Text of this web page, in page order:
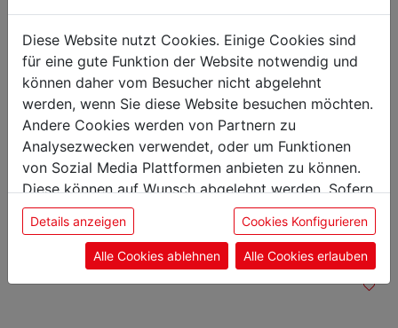
Gewicht: 0,18 kg
Klingenlänge: 30 cm
Das könnte Sie auch
interessieren
Diese Website nutzt Cookies. Einige Cookies sind
für eine gute Funktion der Website notwendig und
können daher vom Besucher nicht abgelehnt
werden, wenn Sie diese Website besuchen möchten.
Andere Cookies werden von Partnern zu
Analysezwecken verwendet, oder um Funktionen
von Sozial Media Plattformen anbieten zu können.
Diese können auf Wunsch abgelehnt werden. Sofern
sie unsere Webseite weiter nutzen, geben Sie
Einwilligung zu unseren Cookies.
Details anzeigen Cookies Konfigurieren
Alle Cookies ablehnen Alle Cookies erlauben